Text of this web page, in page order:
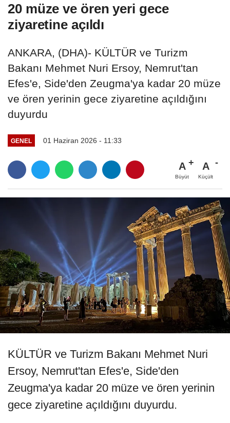
20 müze ve ören yeri gece
ziyaretine açıldı
ANKARA, (DHA)- KÜLTÜR ve Turizm
Bakanı Mehmet Nuri Ersoy, Nemrut'tan
Efes'e, Side'den Zeugma'ya kadar 20 müze
ve ören yerinin gece ziyaretine açıldığını
duyurdu
GENEL 01 Haziran 2026 - 11:33
A
Büyüt
A
Küçült
KÜLTÜR ve Turizm Bakanı Mehmet Nuri
Ersoy, Nemrut'tan Efes'e, Side'den
Zeugma'ya kadar 20 müze ve ören yerinin
gece ziyaretine açıldığını duyurdu.